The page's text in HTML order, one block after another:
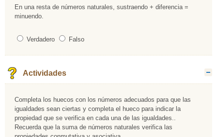
Pregunta 4
En una resta de números naturales, sustraendo + diferencia =
minuendo.
Verdadero Falso
Actividades
Completa los huecos con los números adecuados para que las
igualdades sean ciertas y completa el hueco para indicar la
propiedad que se verifica en cada una de las igualdades..
Recuerda que la suma de números naturales verifica las